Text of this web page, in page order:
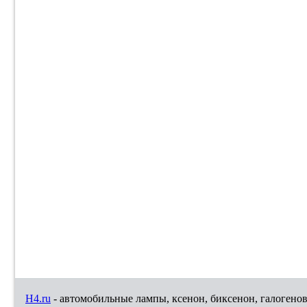
H4.ru - автомобильные лампы, ксенон, биксенон,